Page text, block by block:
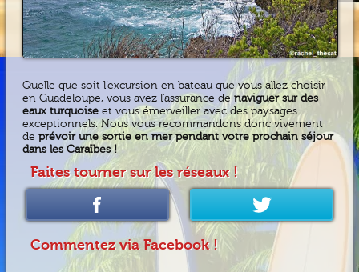
Quelle que soit l’excursion en bateau que vous allez choisir
en Guadeloupe, vous avez l’assurance denaviguer sur des
eaux turquoiseet vous émerveiller avec des paysages
exceptionnels. Nous vous recommandons donc vivement
deprévoir une sortie en mer pendant votre prochain séjour
dans les Caraïbes !
Faites tourner sur les réseaux !
Commentez via Facebook !